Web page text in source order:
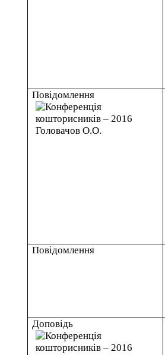
Повідомлення
Повідомлення
Доповідь